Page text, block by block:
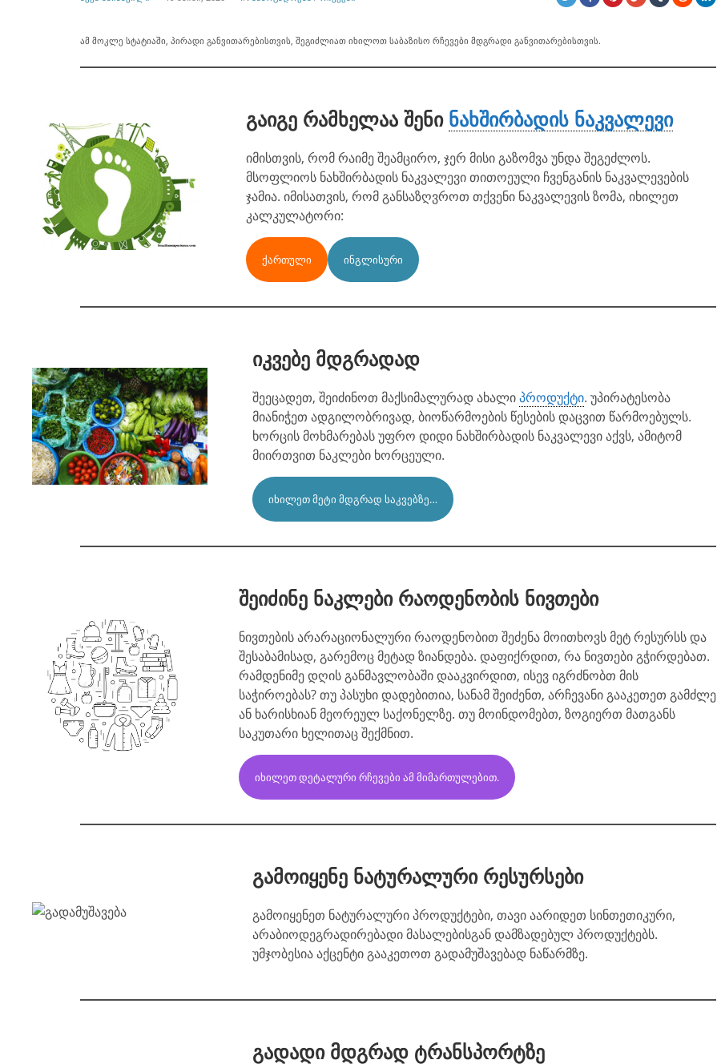
ამ მოკლე სტატიაში, პირადი განვითარებისთვის, შეგიძლიათ იხილოთ საბაზისო რჩევები მდგრადი განვითარებისთვის.
გაიგე რამხელაა შენი ნახშირბადის ნაკვალევი
იმისთვის, რომ რაიმე შეამცირო, ჯერ მისი გაზომვა უნდა შეგეძლოს.
მსოფლიოს ნახშირბადის ნაკვალევი თითოეული ჩვენგანის ნაკვალევების
ჯამია. იმისათვის, რომ განსაზღვროთ თქვენი ნაკვალევის ზომა, იხილეთ
კალკულატორი:
ᲥᲐᲠᲗᲣᲚᲘ ᲘᲜᲒᲚᲘᲡᲣᲠᲘ
იკვებე მდგრადად
შეეცადეთ, შეიძინოთ მაქსიმალურად ახალიპროდუქტი. უპირატესობა
მიანიჭეთ ადგილობრივად, ბიოწარმოების წესების დაცვით წარმოებულს.
ხორცის მოხმარებას უფრო დიდი ნახშირბადის ნაკვალევი აქვს, ამიტომ
მიირთვით ნაკლები ხორცეული.
ᲘᲮᲘᲚᲔᲗ ᲛᲔᲢᲘ ᲛᲓᲒᲠᲐᲓ ᲡᲐᲙᲕᲔᲑᲖᲔ…
შეიძინე ნაკლები რაოდენობის ნივთები
ნივთების არარაციონალური რაოდენობით შეძენა მოითხოვს მეტ რესურსს და
შესაბამისად, გარემოც მეტად ზიანდება. დაფიქრდით, რა ნივთები გჭირდებათ.
რამდენიმე დღის განმავლობაში დააკვირდით, ისევ იგრძნობთ მის
საჭიროებას? თუ პასუხი დადებითია, სანამ შეიძენთ, არჩევანი გააკეთეთ გამძლე
ან ხარისხიან მეორეულ საქონელზე. თუ მოინდომებთ, ზოგიერთ მათგანს
საკუთარი ხელითაც შექმნით.
ᲘᲮᲘᲚᲔᲗ ᲓᲔᲢᲐᲚᲣᲠᲘ ᲠᲩᲔᲕᲔᲑᲘ ᲐᲛ ᲛᲘᲛᲐᲠᲗᲣᲚᲔᲑᲘᲗ.
გამოიყენე ნატურალური რესურსები
გამოიყენეთ ნატურალური პროდუქტები, თავი აარიდეთ სინთეთიკური,
არაბიოდეგრადირებადი მასალებისგან დამზადებულ პროდუქტებს.
უმჯობესია აქცენტი გააკეთოთ გადამუშავებად ნაწარმზე.
გადადი მდგრად ტრანსპორტზე